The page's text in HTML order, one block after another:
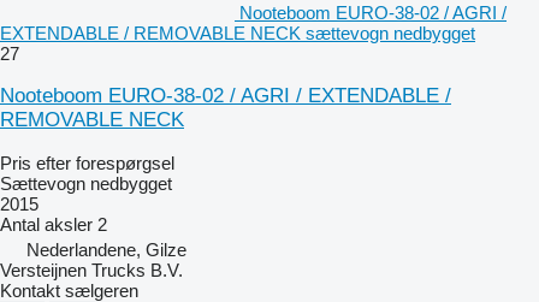
Nooteboom EURO-38-02 / AGRI /
EXTENDABLE / REMOVABLE NECK sættevogn nedbygget
27
Nooteboom EURO-38-02 / AGRI / EXTENDABLE /
REMOVABLE NECK
Pris efter forespørgsel
Sættevogn nedbygget
2015
Antal aksler 2
Nederlandene, Gilze
Versteijnen Trucks B.V.
Kontakt sælgeren